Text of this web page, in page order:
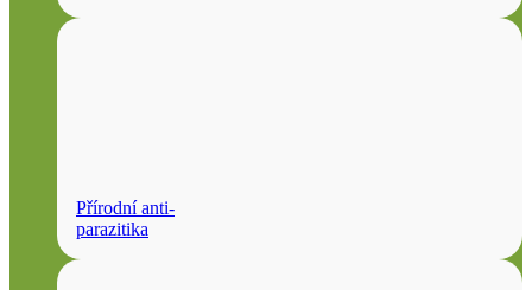
Přírodní anti-
parazitika